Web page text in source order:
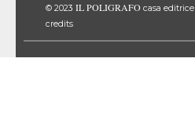
© 2023 IL POLIGRAFO casa editrice
credits